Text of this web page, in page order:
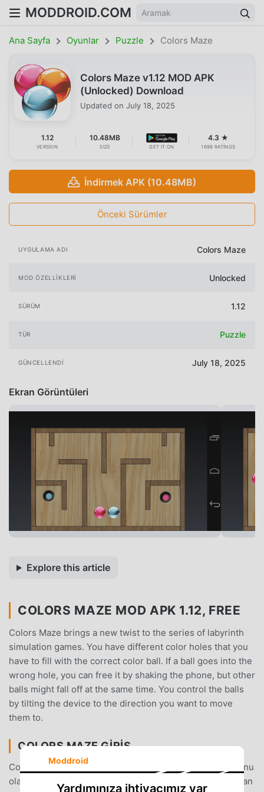
MODDROID.COM
Ana Sayfa Oyunlar Puzzle Colors Maze
Colors Maze v1.12 MOD APK
(Unlocked) Download
Updated on July 18, 2025
1.12
VERSION
10.48MB
SIZE GET IT ON
4.3 ★
1698 RATINGS
İndirmek APK (10.48MB)
Önceki Sürümler
UYGULAMA ADI Colors Maze
MOD ÖZELLIKLERI Unlocked
SÜRÜM 1.12
TÜR Puzzle
GÜNCELLENDI July 18, 2025
Ekran Görüntüleri
Explore this article
COLORS MAZE MOD APK 1.12, FREE
Colors Maze brings a new twist to the series of labyrinth
simulation games. You have different color holes that you
have to fill with the correct color ball. If a ball goes into the
wrong hole, you can free it by shaking the phone, but other
balls might fall off at the same time. You control the balls
by tilting the device to the direction you want to move
them to.
COLORS MAZE GIRIŞ
Colors Maze Son zamanlarda çok popüler bir puzzle oyunu
olarak, tüm dünyada puzzle oyunlarını seven birçok hayran
Moddroid
Yardımınıza ihtiyacımız var